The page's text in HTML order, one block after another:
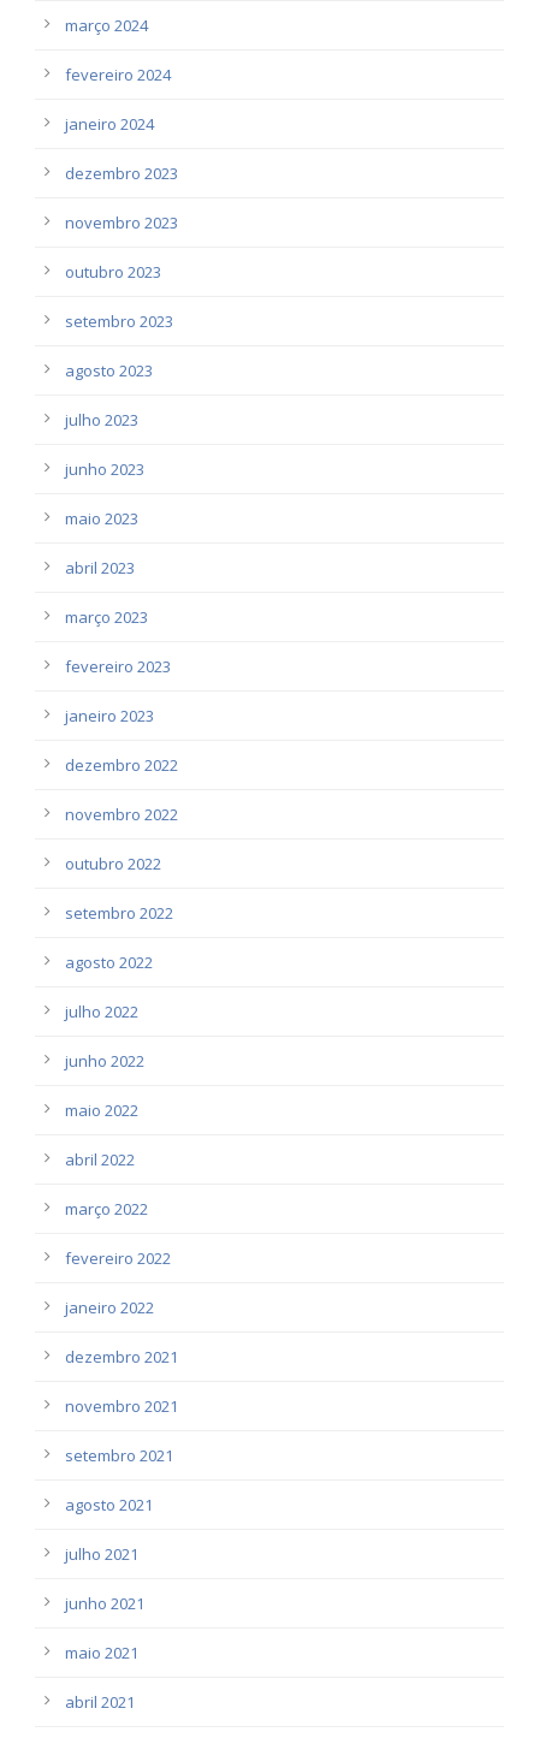
março 2024
fevereiro 2024
janeiro 2024
dezembro 2023
novembro 2023
outubro 2023
setembro 2023
agosto 2023
julho 2023
junho 2023
maio 2023
abril 2023
março 2023
fevereiro 2023
janeiro 2023
dezembro 2022
novembro 2022
outubro 2022
setembro 2022
agosto 2022
julho 2022
junho 2022
maio 2022
abril 2022
março 2022
fevereiro 2022
janeiro 2022
dezembro 2021
novembro 2021
setembro 2021
agosto 2021
julho 2021
junho 2021
maio 2021
abril 2021